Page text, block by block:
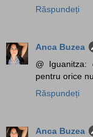
Răspundeți
Anca Buzea
@
pentru orice
Răspundeți
Anca Buzea